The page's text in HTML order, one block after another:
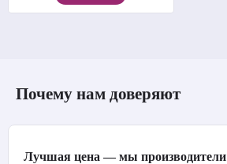
Почему нам доверяют
Лучшая цена — мы производители